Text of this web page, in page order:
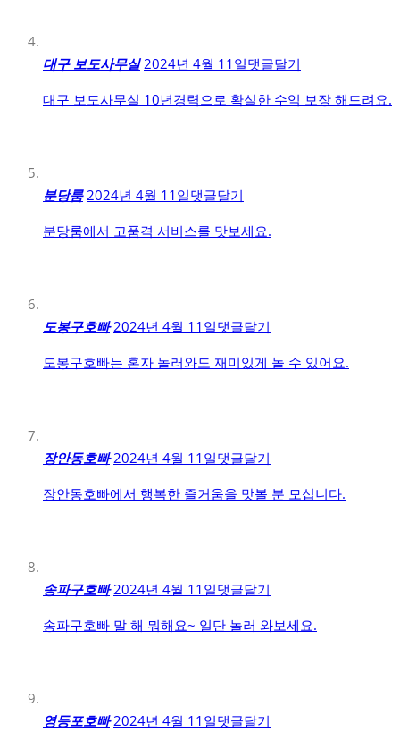
대구 보도사무실 2024년 4월 11일댓글달기
대구 보도사무실 10년경력으로 확실한 수익 보장 해드려요.
분당룸 2024년 4월 11일댓글달기
분당룸에서 고품격 서비스를 맛보세요.
도봉구호빠 2024년 4월 11일댓글달기
도봉구호빠는 혼자 놀러와도 재미있게 놀 수 있어요.
장안동호빠 2024년 4월 11일댓글달기
장안동호빠에서 행복한 즐거움을 맛볼 분 모십니다.
송파구호빠 2024년 4월 11일댓글달기
송파구호빠 말 해 뭐해요~ 일단 놀러 와보세요.
영등포호빠 2024년 4월 11일댓글달기